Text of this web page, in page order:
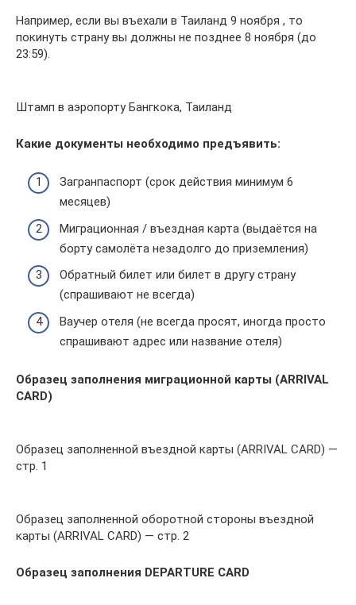
Например, если вы въехали в Таиланд 9 ноября , то
покинуть страну вы должны не позднее 8 ноября (до
23:59).
Штамп в аэропорту Бангкока, Таиланд
Какие документы необходимо предъявить:
Загранпаспорт (срок действия минимум 6
месяцев)
Миграционная / въездная карта (выдаётся на
борту самолёта незадолго до приземления)
Обратный билет или билет в другу страну
(спрашивают не всегда)
Ваучер отеля (не всегда просят, иногда просто
спрашивают адрес или название отеля)
Образец заполнения миграционной карты (ARRIVAL
CARD)
Образец заполненной въездной карты (ARRIVAL CARD) —
стр. 1
Образец заполненной оборотной стороны въездной
карты (ARRIVAL CARD) — стр. 2
Образец заполнения DEPARTURE CARD